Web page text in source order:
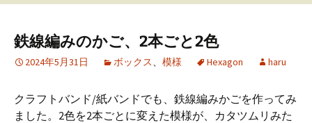
鉄線編みのかご、2本ごと2色
2024年5月31日 ボックス、 模様 Hexagon haru
クラフトバンド/紙バンドでも、鉄線編みかごを作ってみ
ました。2色を2本ごとに変えた模様が、カタツムリみた